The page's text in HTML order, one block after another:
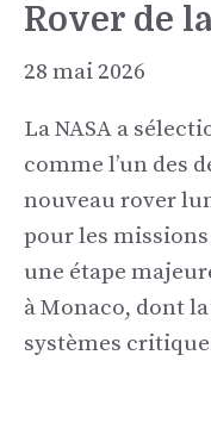
Rover de
28 mai 2026
La NASA a
comme l’un des
nouveau rover
pour les
une étape
à Monaco, dont
systèmes